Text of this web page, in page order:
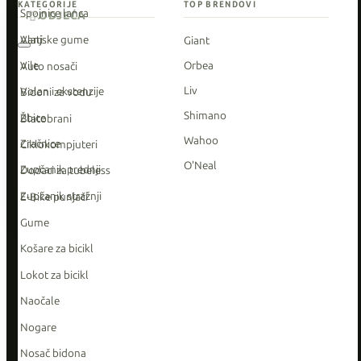
Spojnice lanca
Vanjske gume
Vile
Volan i ekstenzije
Žbice
Zračnice
Zupčanik prednji
Zupčanik stražnji
KATEGORIJE
Alati
Auto nosači
Bidoni za vodu
Blatobrani
Ciklokompjuteri
Dodaci za tubeless
E-Bike punjači
Gume
Košare za bicikl
Lokot za bicikl
Naočale
Nogare
Nosač bidona
TOP BRENDOVI
Giant
Orbea
Liv
Shimano
Wahoo
O'Neal
ODJEĆA